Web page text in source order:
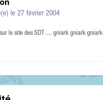
le 27 février 2004
le site des SDT .... gniark gniark gniark